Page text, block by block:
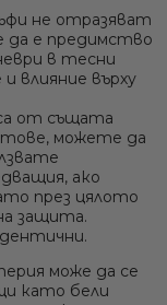
не отразяват
да е предимство
в тесни
влияние върху
от същата
можете да
ако
през цялото
защита.
може да се
като бели